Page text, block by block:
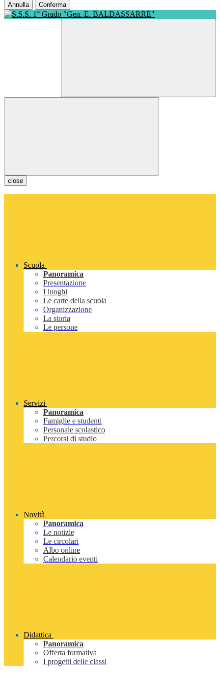
Annulla Conferma
close
Scuola
Panoramica
Presentazione
I luoghi
Le carte della scuola
Organizzazione
La storia
Le persone
Servizi
Panoramica
Famiglie e studenti
Personale scolastico
Percorsi di studio
Novità
Panoramica
Le notizie
Le circolari
Albo online
Calendario eventi
Didattica
Panoramica
Offerta formativa
I progetti delle classi